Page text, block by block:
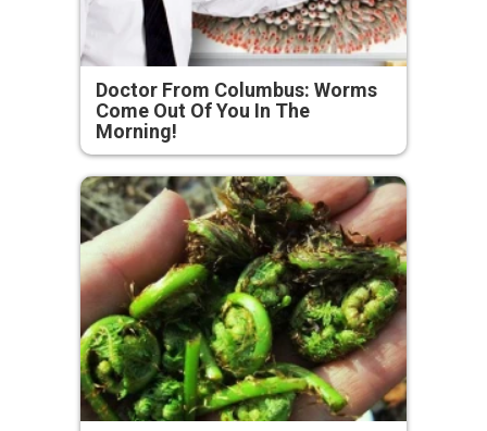
Doctor From Columbus: Worms
Come Out Of You In The
Morning!